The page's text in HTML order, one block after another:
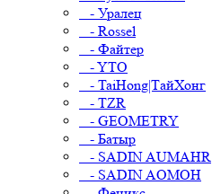
- Уралец
- Rossel
- Файтер
- YTO
- TaiHong|ТайХонг
- TZR
- GEOMETRY
- Батыр
- SADIN AUMAHR
- SADIN AOMOH